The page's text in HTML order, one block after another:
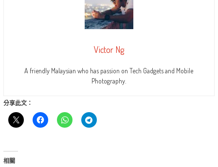
Victor Ng
A friendly Malaysian who has passion on Tech Gadgets and Mobile
Photography.
分享此文：
相關